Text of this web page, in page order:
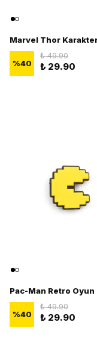
%40
₺ 49.90
₺ 29.90
%40
₺ 49.90
₺ 29.90